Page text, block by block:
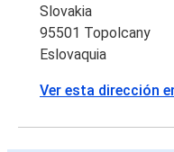
Slovakia
95501 Topolcany
Eslovaquia
Ver esta dirección